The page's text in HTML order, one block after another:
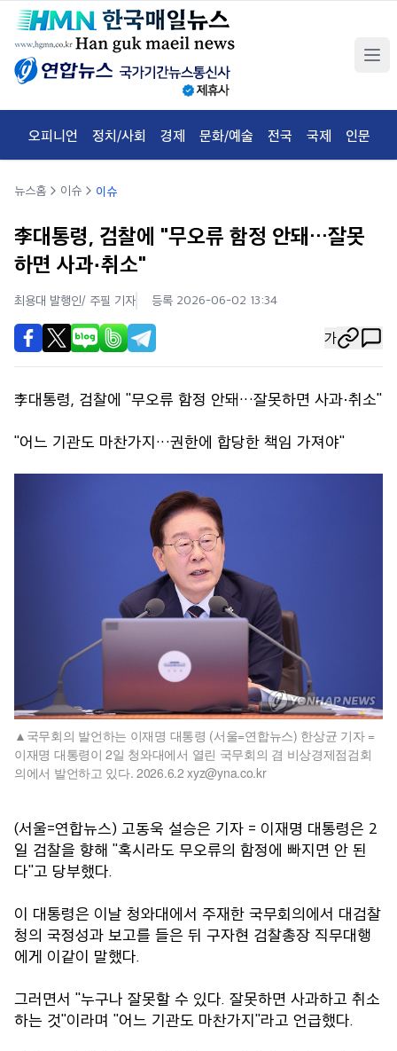
오피니언 정치/사회 경제 문화/예술 전국 국제 인문
뉴스홈 이슈 이슈
李대통령, 검찰에 "무오류 함정 안돼…잘못
하면 사과·취소"
최용대 발행인/ 주필 기자 등록 2026-06-02 13:34
가
李대통령, 검찰에 "무오류 함정 안돼…잘못하면 사과·취소"
"어느 기관도 마찬가지…권한에 합당한 책임 가져야"
국무회의 발언하는 이재명 대통령 (서울=연합뉴스) 한상균 기자 =
이재명 대통령이 2일 청와대에서 열린 국무회의 겸 비상경제점검회
의에서 발언하고 있다. 2026.6.2 xyz@yna.co.kr
(서울=연합뉴스) 고동욱 설승은 기자 = 이재명 대통령은 2
일 검찰을 향해 "혹시라도 무오류의 함정에 빠지면 안 된
다"고 당부했다.
이 대통령은 이날 청와대에서 주재한 국무회의에서 대검찰
청의 국정성과 보고를 들은 뒤 구자현 검찰총장 직무대행
에게 이같이 말했다.
그러면서 "누구나 잘못할 수 있다. 잘못하면 사과하고 취소
하는 것"이라며 "어느 기관도 마찬가지"라고 언급했다.